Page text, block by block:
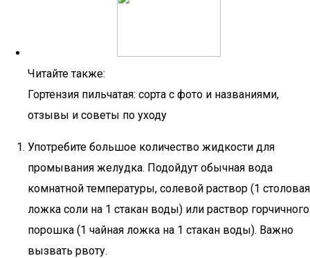
Читайте также:
Гортензия пильчатая: сорта с фото и названиями,
отзывы и советы по уходу
Употребите большое количество жидкости для
промывания желудка. Подойдут обычная вода
комнатной температуры, солевой раствор (1 столовая
ложка соли на 1 стакан воды) или раствор горчичного
порошка (1 чайная ложка на 1 стакан воды). Важно
вызвать рвоту.